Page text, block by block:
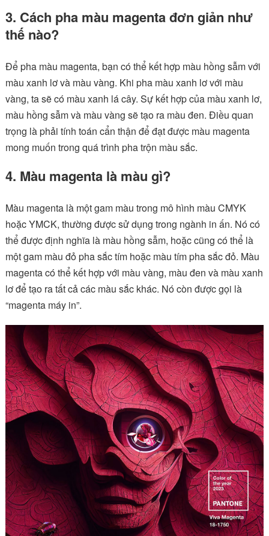
3. Cách pha màu magenta đơn giản như
thế nào?
Để pha màu magenta, bạn có thể kết hợp màu hồng sẫm với
màu xanh lơ và màu vàng. Khi pha màu xanh lơ với màu
vàng, ta sẽ có màu xanh lá cây. Sự kết hợp của màu xanh lơ,
màu hồng sẫm và màu vàng sẽ tạo ra màu đen. Điều quan
trọng là phải tính toán cẩn thận để đạt được màu magenta
mong muốn trong quá trình pha trộn màu sắc.
4. Màu magenta là màu gì?
Màu magenta là một gam màu trong mô hình màu CMYK
hoặc YMCK, thường được sử dụng trong ngành in ấn. Nó có
thể được định nghĩa là màu hồng sẫm, hoặc cũng có thể là
một gam màu đỏ pha sắc tím hoặc màu tím pha sắc đỏ. Màu
magenta có thể kết hợp với màu vàng, màu đen và màu xanh
lơ để tạo ra tất cả các màu sắc khác. Nó còn được gọi là
“magenta máy in”.